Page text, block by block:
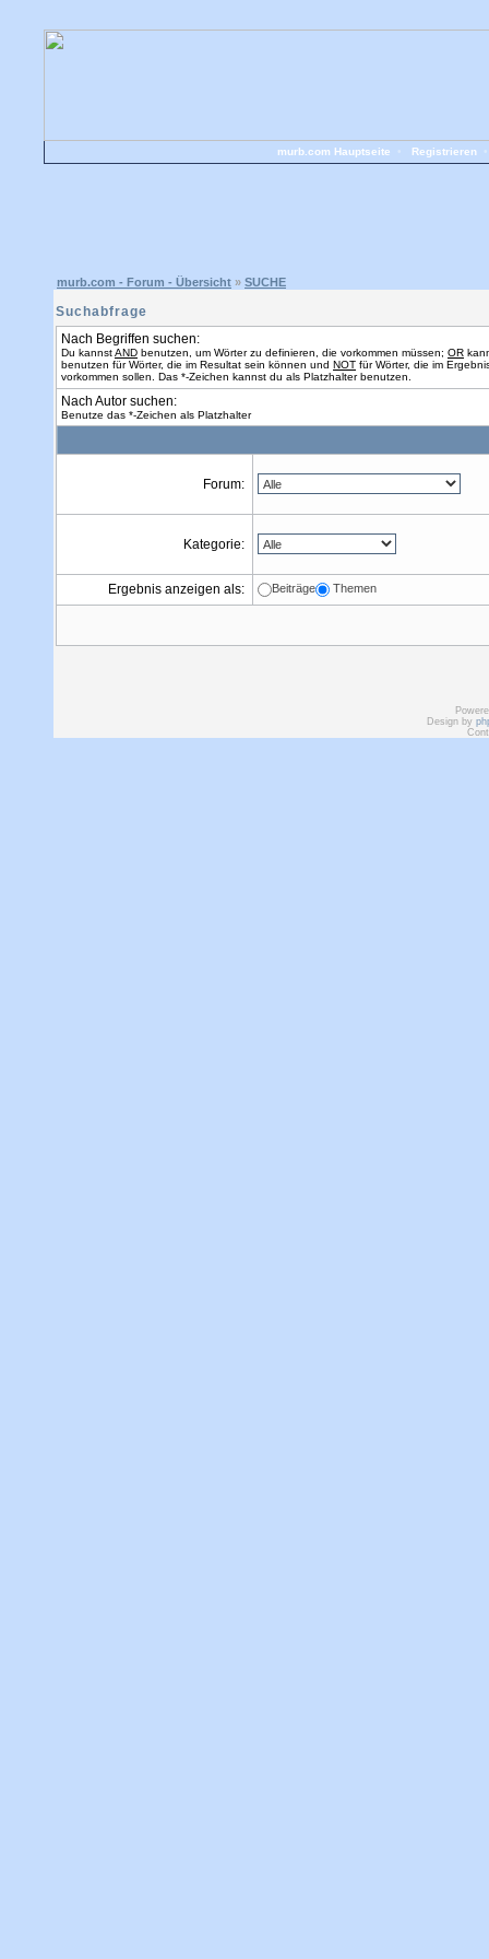
murb.com Hauptseite Registrieren
murb.com - Forum - Übersicht » SUCHE
Suchabfrage
Nach Begriffen suchen:
Du kannstAND benutzen, um Wörter zu definieren, die vorkommen müssen; OR
benutzen für Wörter, die im Resultat sein können und NOT für Wörter, die im
vorkommen sollen. Das *-Zeichen kannst du als Platzhalter benutzen.
Nach Autor suchen:
Benutze das *-Zeichen als Platzhalter
Forum:
Kategorie:
Ergebnis anzeigen als: Beiträge Themen
Design by